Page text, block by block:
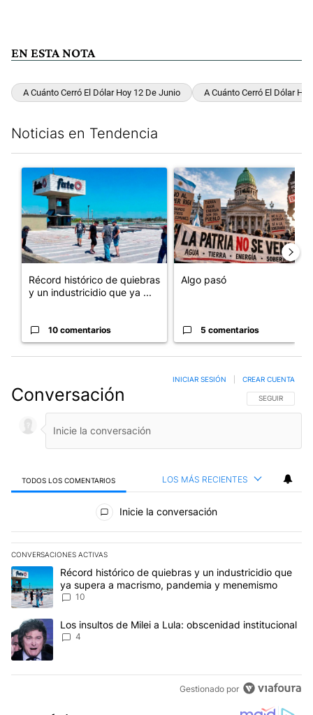
EN ESTA NOTA
A Cuánto Cerró El Dólar Hoy 12 De Junio A Cuánto Cerró El Dólar
Noticias en Tendencia
Un artículo de tendencia con el título "Récord histórico de
Récord histórico de quiebras
y un industricidio que ya ...
10 comentarios
Un artículo de tendencia con
Algo pasó
5 comentarios
Conversación SIGA ESTA
SEGUIR
INICIAR SESIÓN CREAR CUENTA
TODOS LOS COMENTARIOS LOS MÁS RECIENTES
Todos los comentarios
Inicie la conversación
CONVERSACIONES ACTIVAS
Este listado muestra los artículos con más comentarios en los
Un artículo de tendencia con el título "Récord histórico de
Récord histórico de quiebras y un industricidio que
ya supera a macrismo, pandemia y menemismo
10
Un artículo de tendencia con el título "Los insultos de Milei a
Los insultos de Milei a Lula: obscenidad institucional
4
Gestionado por